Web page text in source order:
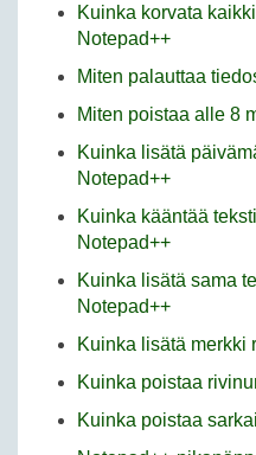
Kuinka korvata
Notepad++
Miten palauttaa
Miten poistaa alle 8
Kuinka lisätä
Notepad++
Kuinka kääntää
Notepad++
Kuinka lisätä sama
Notepad++
Kuinka lisätä merkki
Kuinka poistaa
Kuinka poistaa